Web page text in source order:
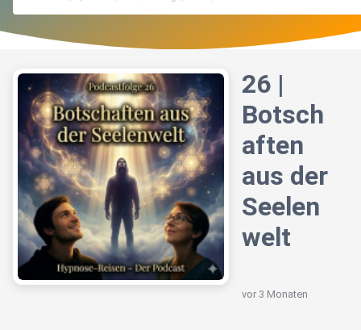
26 |
Botsch
aften
aus der
Seelen
welt
vor 3 Monaten